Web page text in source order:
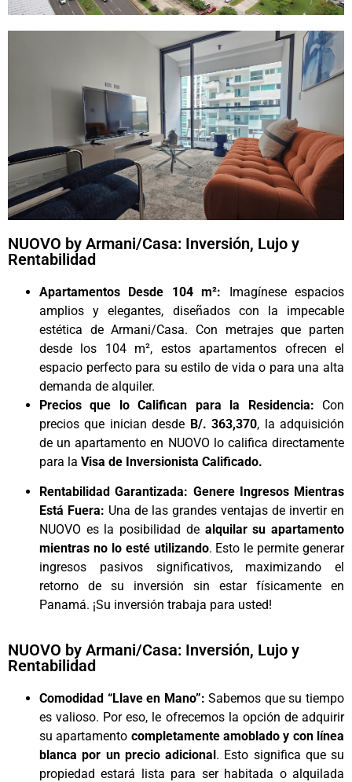
NUOVO by Armani/Casa: Inversión, Lujo y
Rentabilidad
Apartamentos Desde 104 m²: Imagínese espacios
amplios y elegantes, diseñados con la impecable
estética de Armani/Casa. Con metrajes que parten
desde los 104 m², estos apartamentos ofrecen el
espacio perfecto para su estilo de vida o para una alta
demanda de alquiler.
Precios que lo Califican para la Residencia: Con
precios que inician desde B/. 363,370, la adquisición
de un apartamento en NUOVO lo califica directamente
para la Visa de Inversionista Calificado.
Rentabilidad Garantizada: Genere Ingresos Mientras
Está Fuera: Una de las grandes ventajas de invertir en
NUOVO es la posibilidad de alquilar su apartamento
mientras no lo esté utilizando. Esto le permite generar
ingresos pasivos significativos, maximizando el
retorno de su inversión sin estar físicamente en
Panamá. ¡Su inversión trabaja para usted!
NUOVO by Armani/Casa: Inversión, Lujo y
Rentabilidad
Comodidad “Llave en Mano”: Sabemos que su tiempo
es valioso. Por eso, le ofrecemos la opción de adquirir
su apartamento completamente amoblado y con línea
blanca por un precio adicional. Esto significa que su
propiedad estará lista para ser habitada o alquilada